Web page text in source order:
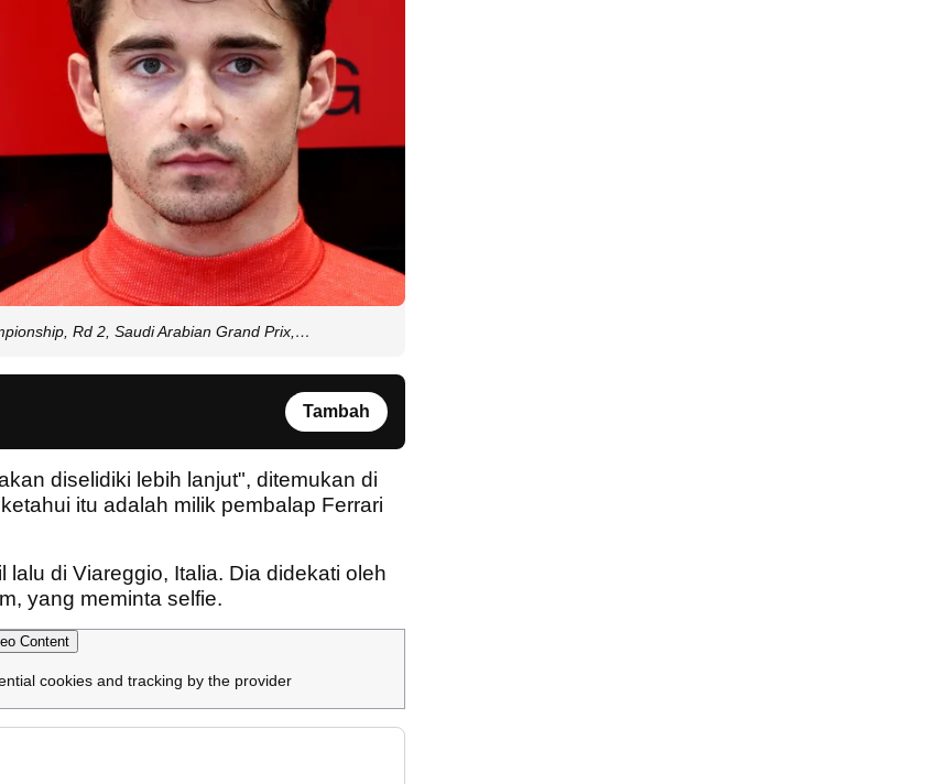
Rd 2, Saudi Arabian Grand Prix,…
Tambah
diselidiki lebih lanjut", ditemukan di
itu adalah milik pembalap Ferrari
di Viareggio, Italia. Dia didekati oleh
yang meminta selfie.
Content
cookies and tracking by the provider